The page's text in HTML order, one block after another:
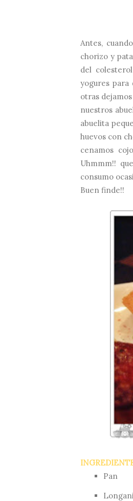
Antes,
chorizo y
del
yogures
otras
nuestros
abuelita
huevos con
cenamos
Uhmmm!!
consumo
Buen finde!!
Pan